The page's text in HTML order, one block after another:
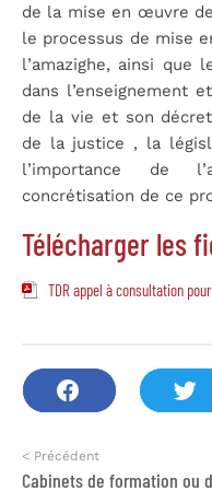
de la mise en œuvre
le processus de mise
l’amazighe, ainsi que
dans l’enseignement
de la vie et son
de la justice , la
l’importance de
concrétisation de ce
Télécharger les
TDR appel à consultation
< Précédent